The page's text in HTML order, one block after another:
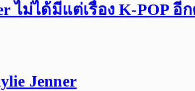
ไม่ได้มีแต่เรื่อง K-POP อี
Jenner